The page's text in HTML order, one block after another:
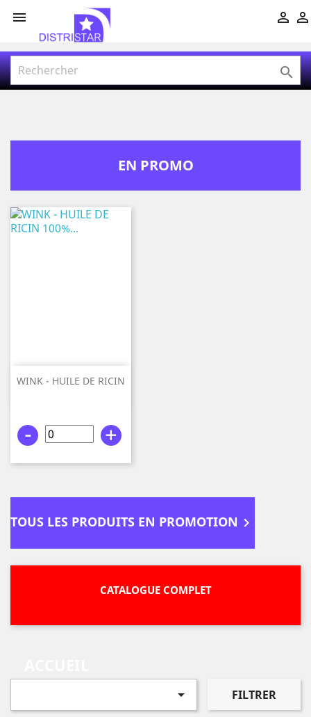
  

EN PROMO
WINK - HUILE DE RICIN
- +
TOUS LES PRODUITS EN PROMOTION 
CATALOGUE COMPLET
 FILTRER